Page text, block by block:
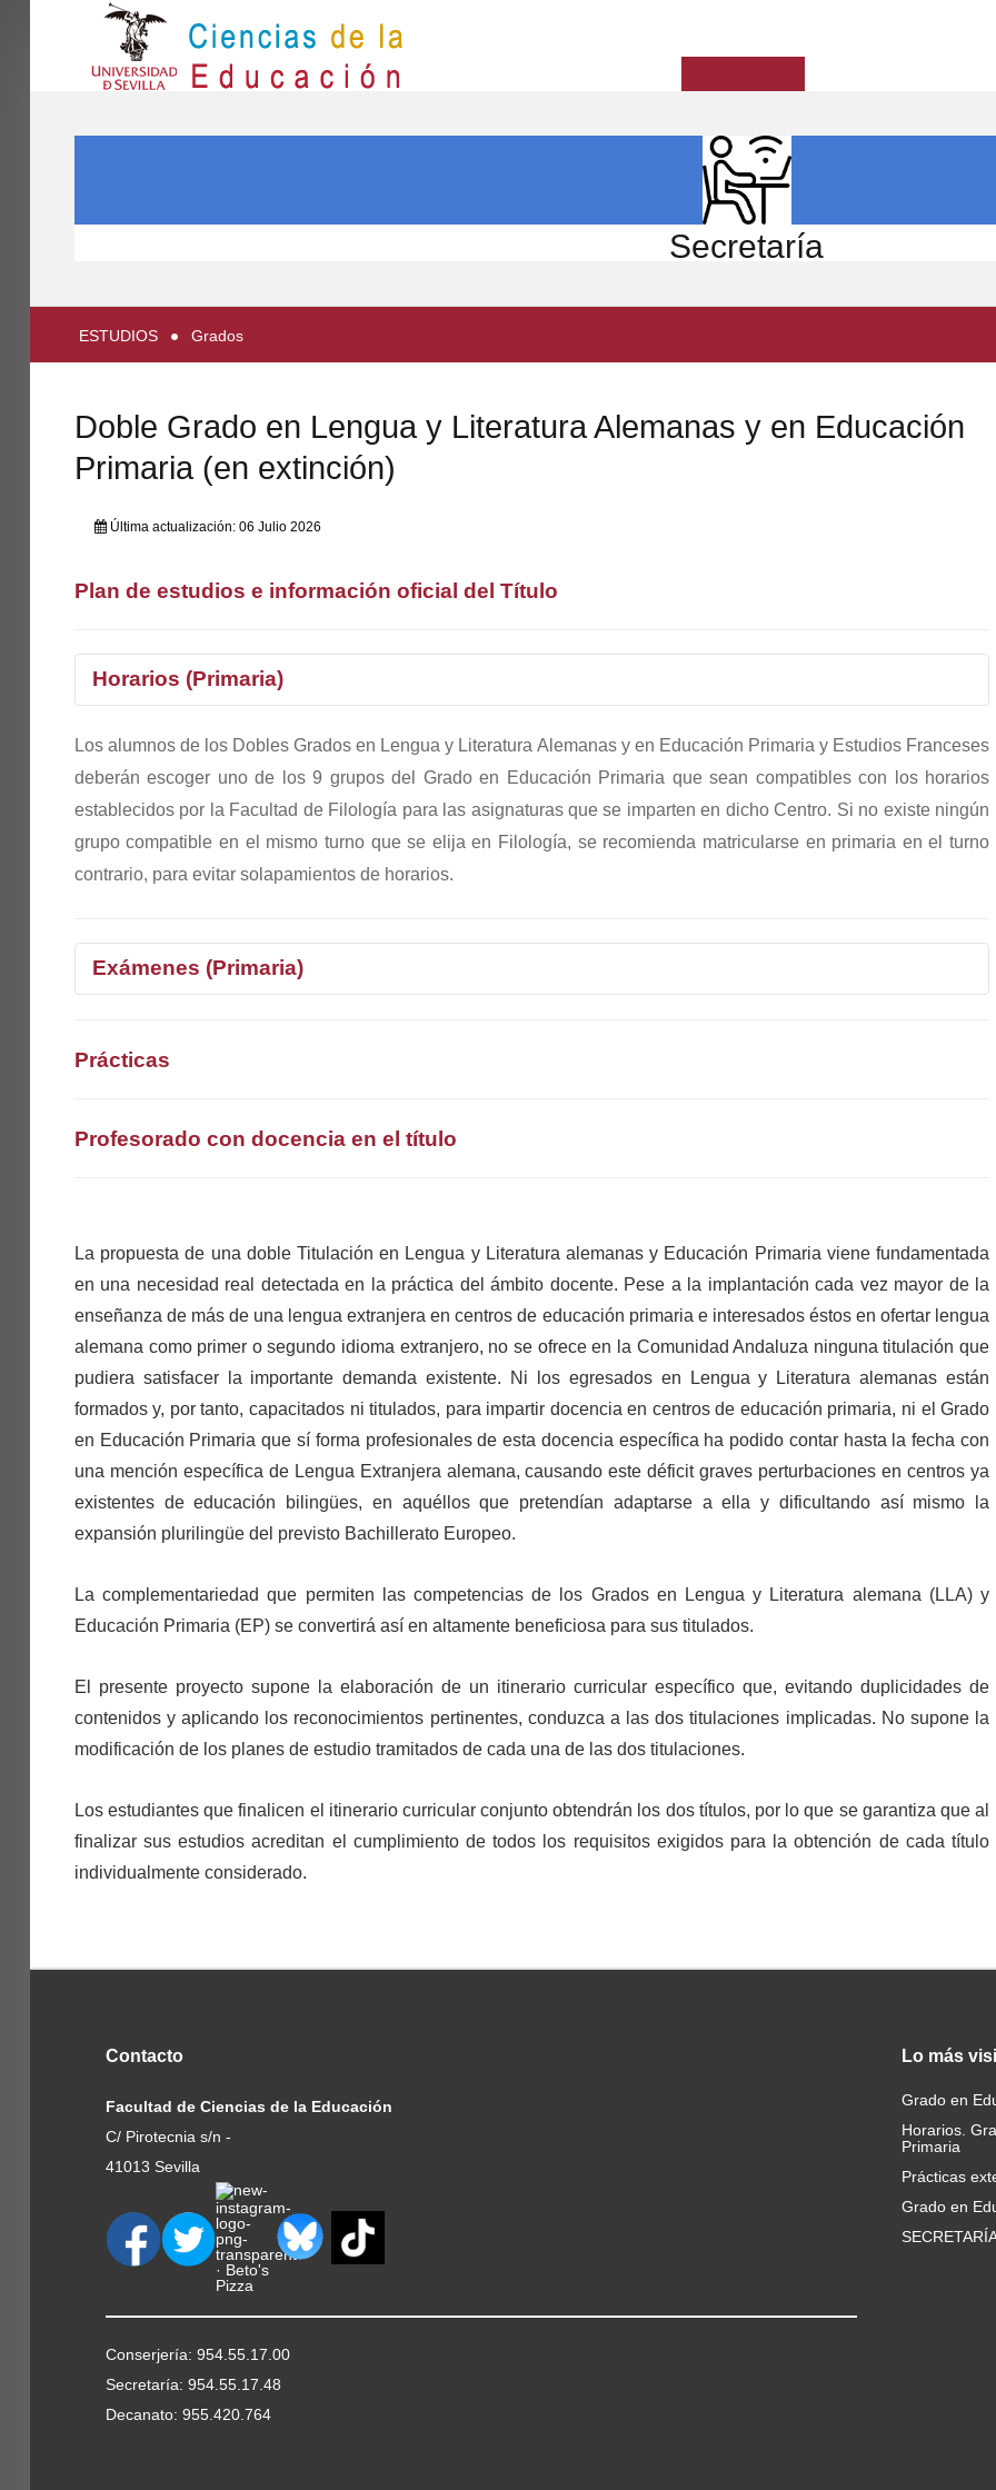
PARTICIPA
Secretaría
ESTUDIOS Grados
Doble Grado en Lengua y Literatura Alemanas y en Educación
Primaria (en extinción)
Última actualización: 06 Julio 2026
Plan de estudios e información oficial del Título
Horarios (Primaria)
1° 2° 3° 4°
Selecciona curso
Los alumnos de los Dobles Grados en Lengua y Literatura Alemanas y en Educación Primaria y Estudios Franceses
deberán escoger uno de los 9 grupos del Grado en Educación Primaria que sean compatibles con los horarios
establecidos por la Facultad de Filología para las asignaturas que se imparten en dicho Centro. Si no existe ningún
grupo compatible en el mismo turno que se elija en Filología, se recomienda matricularse en primaria en el turno
contrario, para evitar solapamientos de horarios.
Exámenes (Primaria)
Prácticas
Profesorado con docencia en el título
La propuesta de una doble Titulación en Lengua y Literatura alemanas y Educación Primaria viene fundamentada
en una necesidad real detectada en la práctica del ámbito docente. Pese a la implantación cada vez mayor de la
enseñanza de más de una lengua extranjera en centros de educación primaria e interesados éstos en ofertar lengua
alemana como primer o segundo idioma extranjero, no se ofrece en la Comunidad Andaluza ninguna titulación que
pudiera satisfacer la importante demanda existente. Ni los egresados en Lengua y Literatura alemanas están
formados y, por tanto, capacitados ni titulados, para impartir docencia en centros de educación primaria, ni el Grado
en Educación Primaria que sí forma profesionales de esta docencia específica ha podido contar hasta la fecha con
una mención específica de Lengua Extranjera alemana, causando este déficit graves perturbaciones en centros ya
existentes de educación bilingües, en aquéllos que pretendían adaptarse a ella y dificultando así mismo la
expansión plurilingüe del previsto Bachillerato Europeo.
La complementariedad que permiten las competencias de los Grados en Lengua y Literatura alemana (LLA) y
Educación Primaria (EP) se convertirá así en altamente beneficiosa para sus titulados.
El presente proyecto supone la elaboración de un itinerario curricular específico que, evitando duplicidades de
contenidos y aplicando los reconocimientos pertinentes, conduzca a las dos titulaciones implicadas. No supone la
modificación de los planes de estudio tramitados de cada una de las dos titulaciones.
Los estudiantes que finalicen el itinerario curricular conjunto obtendrán los dos títulos, por lo que se garantiza que al
finalizar sus estudios acreditan el cumplimiento de todos los requisitos exigidos para la obtención de cada título
individualmente considerado.
Contacto
Facultad de Ciencias de la Educación
C/ Pirotecnia s/n -
41013 Sevilla
Conserjería: 954.55.17.00
Secretaría: 954.55.17.48
Decanato: 955.420.764
Lo más
Grado en
Horarios.
Primaria
Prácticas
Grado en